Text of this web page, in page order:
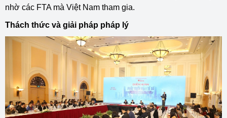
nhờ các FTA mà Việt Nam tham gia.
Thách thức và giải pháp pháp lý